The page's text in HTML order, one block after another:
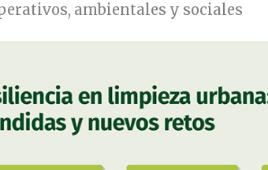
ambientales y sociales